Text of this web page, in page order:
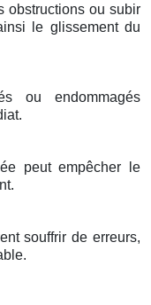
obstructions ou subir
le glissement du
ou endommagés
peut empêcher le
souffrir de erreurs,